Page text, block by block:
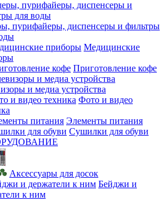
пурифайеры, диспенсеры и фильтры
Медицинские
Приготовление кофе
и медиа устройства
Фото и видео
Элементы питания
Сушилки для обуви
Аксессуары для досок
Бейджи и
к ним